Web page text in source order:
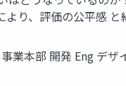
り、評価の公平感
業本部 開発 Eng デザ